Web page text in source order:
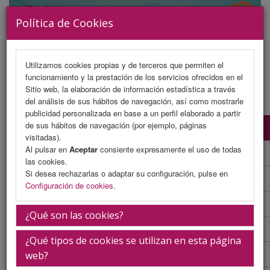
Política de Cookies
Utilizamos cookies propias y de terceros que permiten el
funcionamiento y la prestación de los servicios ofrecidos en el
Sitio web, la elaboración de información estadística a través
del análisis de sus hábitos de navegación, así como mostrarle
publicidad personalizada en base a un perfil elaborado a partir
de sus hábitos de navegación (por ejemplo, páginas
visitadas).
Al pulsar en Aceptar consiente expresamente el uso de todas
las cookies.
Si desea rechazarlas o adaptar su configuración, pulse en
Configuración de cookies.
¿Qué son las cookies?
¿Qué tipos de cookies se utilizan en esta página
web?
MENU
Programa Científico
Programa Científico (PDF)
Cronograma Programa Científico
Normativa comunicaciones
Envío de comunicaciones
Descargar normativa